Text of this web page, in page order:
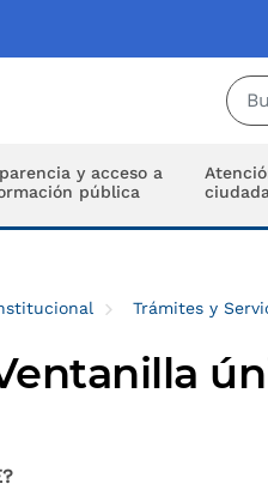
y acceso a
pública
Trámites y